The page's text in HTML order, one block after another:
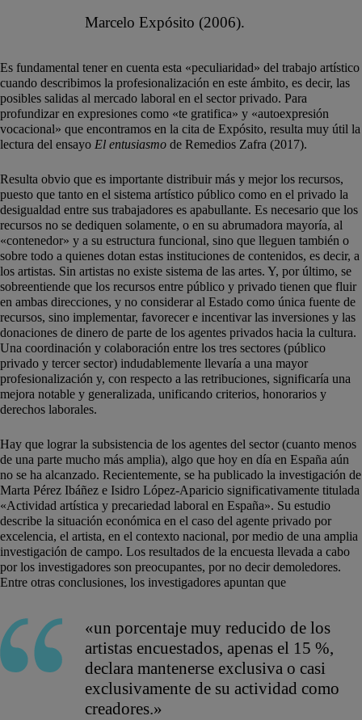
Marcelo Expósito (2006).
Es fundamental tener en cuenta esta «peculiaridad» del trabajo artístico
cuando describimos la profesionalización en este ámbito, es decir, las
posibles salidas al mercado laboral en el sector privado. Para
profundizar en expresiones como «te gratifica» y «autoexpresión
vocacional» que encontramos en la cita de Expósito, resulta muy útil la
lectura del ensayo El entusiasmo de Remedios Zafra (2017).
Resulta obvio que es importante distribuir más y mejor los recursos,
puesto que tanto en el sistema artístico público como en el privado la
desigualdad entre sus trabajadores es apabullante. Es necesario que los
recursos no se dediquen solamente, o en su abrumadora mayoría, al
«contenedor» y a su estructura funcional, sino que lleguen también o
sobre todo a quienes dotan estas instituciones de contenidos, es decir, a
los artistas. Sin artistas no existe sistema de las artes. Y, por último, se
sobreentiende que los recursos entre público y privado tienen que fluir
en ambas direcciones, y no considerar al Estado como única fuente de
recursos, sino implementar, favorecer e incentivar las inversiones y las
donaciones de dinero de parte de los agentes privados hacia la cultura.
Una coordinación y colaboración entre los tres sectores (público
privado y tercer sector) indudablemente llevaría a una mayor
profesionalización y, con respecto a las retribuciones, significaría una
mejora notable y generalizada, unificando criterios, honorarios y
derechos laborales.
Hay que lograr la subsistencia de los agentes del sector (cuanto menos
de una parte mucho más amplia), algo que hoy en día en España aún
no se ha alcanzado. Recientemente, se ha publicado la investigación de
Marta Pérez Ibáñez e Isidro López-Aparicio significativamente titulada
«Actividad artística y precariedad laboral en España». Su estudio
describe la situación económica en el caso del agente privado por
excelencia, el artista, en el contexto nacional, por medio de una amplia
investigación de campo. Los resultados de la encuesta llevada a cabo
por los investigadores son preocupantes, por no decir demoledores.
Entre otras conclusiones, los investigadores apuntan que
«un porcentaje muy reducido de los
artistas encuestados, apenas el 15 %,
declara mantenerse exclusiva o casi
exclusivamente de su actividad como
creadores.»